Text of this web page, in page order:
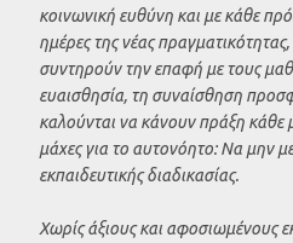
κοινωνική ευθύνη και με κάθε
ημέρες της νέας
συντηρούν την επαφή με τους
ευαισθησία, τη συναίσθηση
καλούνται να κάνουν πράξη κάθε
μάχες για το αυτονόητο: Να μην
εκπαιδευτικής διαδικασίας.
Χωρίς άξιους και αφοσιωμένους